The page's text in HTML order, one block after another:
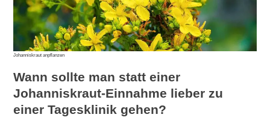
Johanniskraut anpflanzen
Wann sollte man statt einer
Johanniskraut-Einnahme lieber zu
einer Tagesklinik gehen?